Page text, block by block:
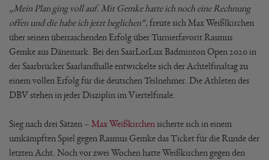
„Mein Plan ging voll auf. Mit Gemke hatte ich noch eine Rechnung
offen und die habe ich jetzt beglichen“, freute sich Max Weißlkirchen
über seinen überraschenden Erfolg über Turnierfavorit Rasmus
Gemke aus Dänemark. Bei den SaarLorLux Badminton Open 2020 in
der Saarbrücker Saarlandhalle entwickelte sich der Achtelfinaltag zu
einem vollen Erfolg für die deutschen Teilnehmer. Die Athleten des
DBV stehen in jeder Disziplin im Viertelfinale.
Sieg nach drei Sätzen – Max Weißkirchen sicherte sich in einem
umkämpften Spiel gegen Rasmus Gemke das Ticket für die Runde der
letzten Acht. Noch vor zwei Wochen hatte Weißkirchen gegen den